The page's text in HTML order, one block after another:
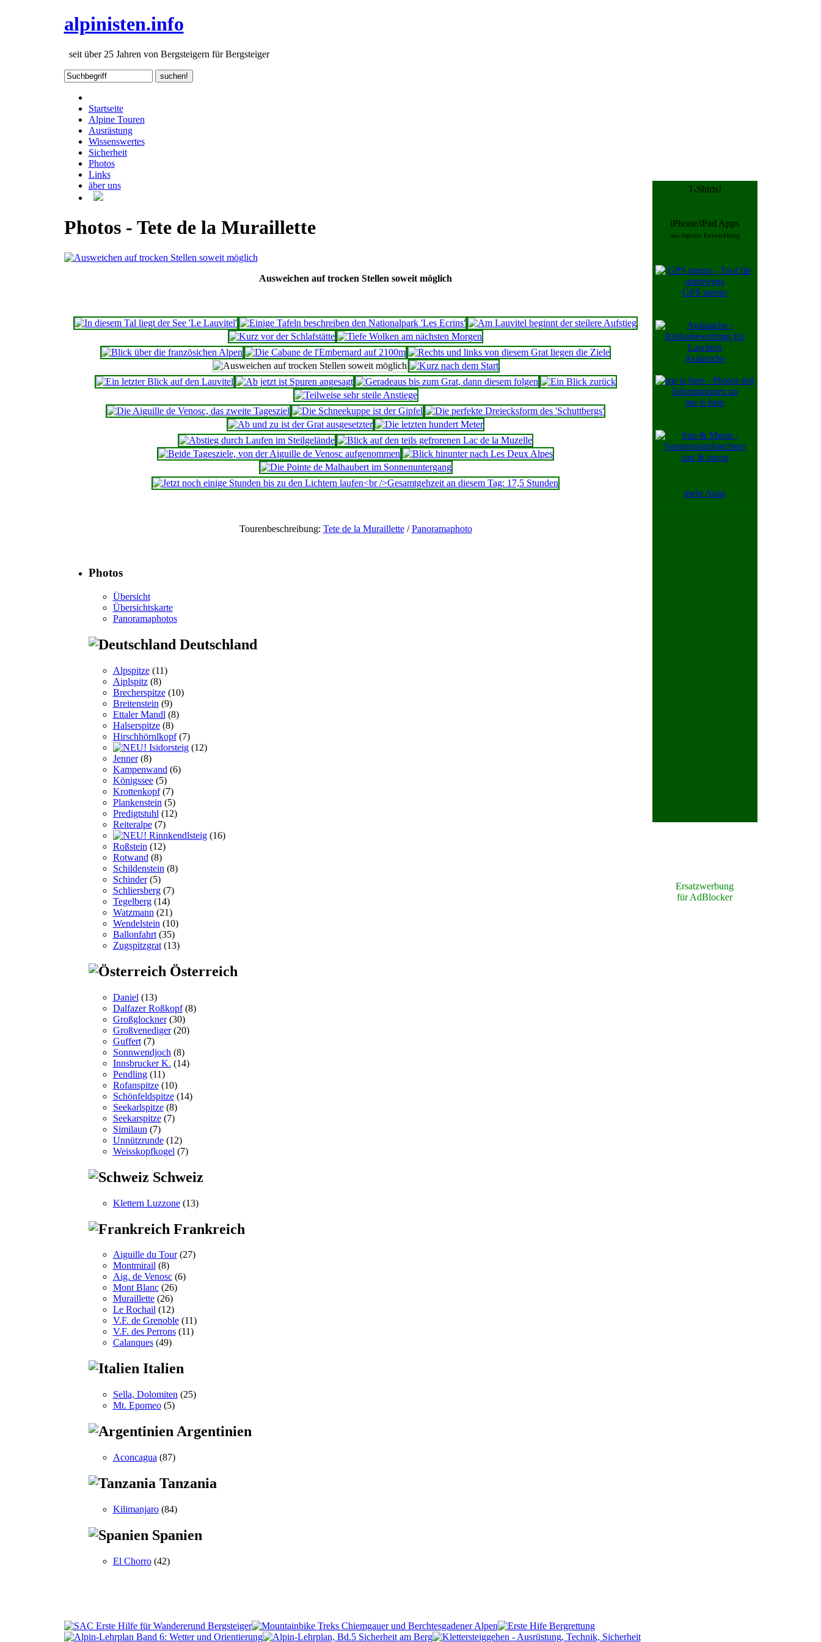
T-Shirts!
iPhone/iPad Apps
aus eigener Entwicklung
GPS memo
Avalanche
me is here
sun & moon
mehr Apps
Ersatzwerbung
für AdBlocker
alpinisten.info
seit über 25 Jahren von Bergsteigern für Bergsteiger
Startseite
Alpine Touren
Ausrästung
Wissenswertes
Sicherheit
Photos
Links
äber uns
Photos - Tete de la Muraillette
Ausweichen auf trocken Stellen soweit möglich
Tourenbeschreibung: Tete de la Muraillette/Panoramaphoto
Photos
Übersicht
Übersichtskarte
Panoramaphotos
Deutschland
Alpspitze(11)
Aiplspitz(8)
Brecherspitze(10)
Breitenstein (9)
Ettaler Mandl (8)
Halserspitze(8)
Hirschhörnlkopf(7)
Isidorsteig(12)
Jenner(8)
Kampenwand (6)
Königssee(5)
Krottenkopf(7)
Plankenstein (5)
Predigtstuhl (12)
Reiteralpe(7)
Rinnkendlsteig(16)
Roßstein (12)
Rotwand (8)
Schildenstein (8)
Schinder(5)
Schliersberg(7)
Tegelberg(14)
Watzmann (21)
Wendelstein (10)
Ballonfahrt(35)
Zugspitzgrat(13)
Österreich
Daniel (13)
Dalfazer Roßkopf(8)
Großglockner(30)
Großvenediger(20)
Guffert(7)
Sonnwendjoch (8)
Innsbrucker K. (14)
Pendling(11)
Rofanspitze(10)
Schönfeldspitze(14)
Seekarlspitze(8)
Seekarspitze(7)
Similaun (7)
Unnützrunde(12)
Weisskopfkogel (7)
Schweiz
Klettern Luzzone(13)
Frankreich
Aiguille du Tour(27)
Montmirail(8)
Aig. de Venosc(6)
Mont Blanc(26)
Muraillette(26)
Le Rochail(12)
V.F. de Grenoble(11)
V.F. des Perrons(11)
Calanques(49)
Italien
Sella, Dolomiten (25)
Mt. Epomeo(5)
Argentinien
Aconcagua (87)
Tanzania
Kilimanjaro(84)
Spanien
El Chorro(42)